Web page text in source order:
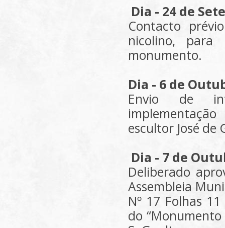
Dia - 24 de
Contacto
nicolino,
monumento.
Dia - 6 de
Envio de
escultor José de
Dia - 7 de
Deliberado
Assembleia
Nº 17 Folhas
do